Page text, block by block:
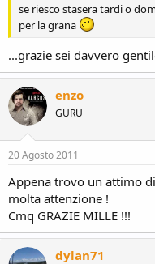
se riesco stasera tardi o
per la grana
...grazie sei davvero
enzo
GURU
20 Agosto 2011
Appena trovo un attimo
molta attenzione !
Cmq GRAZIE MILLE !!!
dylan71